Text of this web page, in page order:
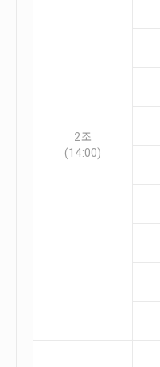
2조
(14:00)